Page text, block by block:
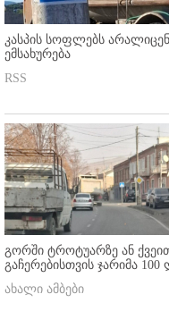
კასპის სოფლებს
ემსახურება
RSS
გორში ტროტუარზე ან
გაჩერებისთვის ჯარიმა 100
ახალი ამბები